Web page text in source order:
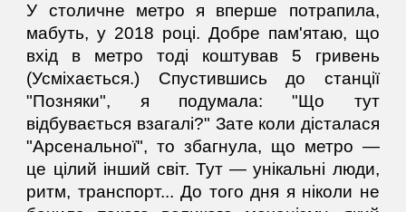
У столичне метро я вперше потрапила,
мабуть, у 2018 році. Добре пам'ятаю, що
вхід в метро тоді коштував 5 гривень
(Усміхається.) Спустившись до станції
"Позняки", я подумала: "Що тут
відбувається взагалі?" Зате коли дісталася
"Арсенальної", то збагнула, що метро —
це цілий інший світ. Тут — унікальні люди,
ритм, транспорт... До того дня я ніколи не